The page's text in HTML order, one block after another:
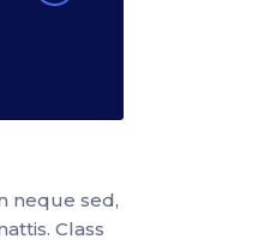
neque sed,
Class